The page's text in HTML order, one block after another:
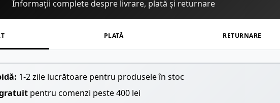
Informații complete despre livrare, plată și returnare
PLATĂ RETURNARE
1-2 zile lucrătoare pentru produsele în stoc
pentru comenzi peste 400 lei